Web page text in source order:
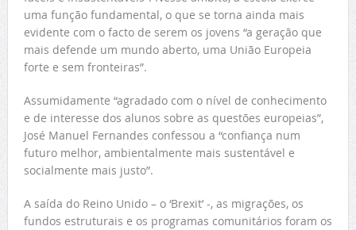
uma função fundamental, o que se torna ainda mais
evidente com o facto de serem os jovens “a geração que
mais defende um mundo aberto, uma União Europeia
forte e sem fronteiras”.
Assumidamente “agradado com o nível de conhecimento
e de interesse dos alunos sobre as questões europeias”,
José Manuel Fernandes confessou a “confiança num
futuro melhor, ambientalmente mais sustentável e
socialmente mais justo”.
A saída do Reino Unido – o ‘Brexit’ -, as migrações, os
fundos estruturais e os programas comunitários foram os